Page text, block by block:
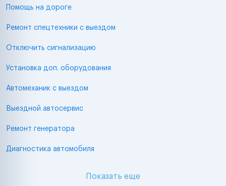
Помощь на дороге
Ремонт спецтехники с выездом
Отключить сигнализацию
Установка доп. оборудования
Автомеханик с выездом
Выездной автосервис
Ремонт генератора
Диагностика автомобиля
Показать еще